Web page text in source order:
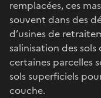
remplacées, ces
souvent dans des
d’usines de
salinisation des
certaines parcelles
sols superficiels
couche.